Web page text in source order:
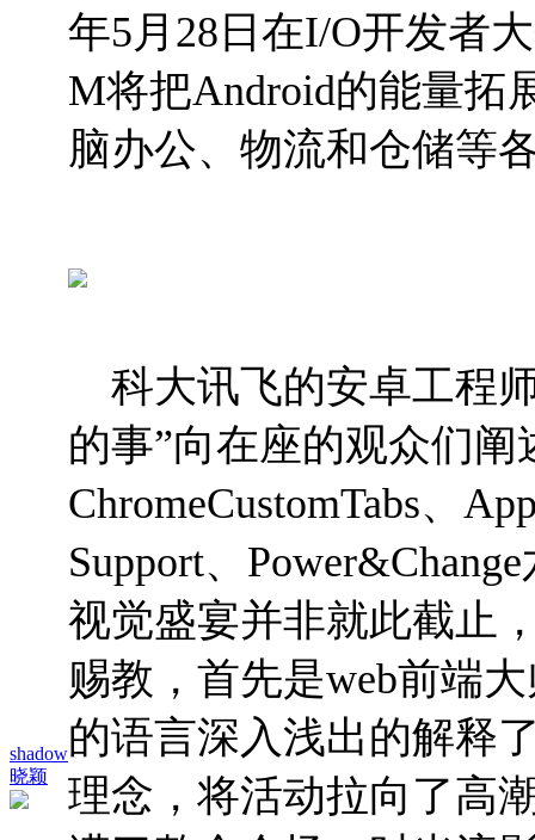
shadow
晓颖
年5月 28 日在I/O开发者
M将把Android的能量拓
脑办公、物流和仓储等
科大讯飞的安卓工程
的事”向在座的观众们阐
ChromeCustomTabs、
Support、 Power&Change
视觉盛宴并非就此截止
赐教，首先是web前端
的语言深入浅出的解释
理念，将活动拉向了高